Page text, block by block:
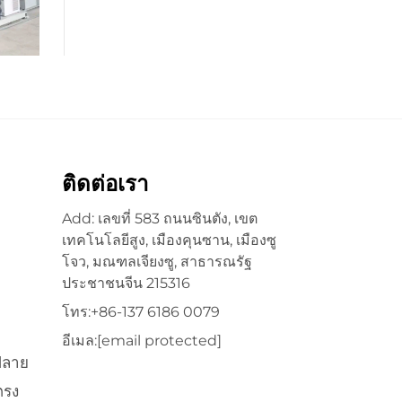
าย
ง
ติดต่อเรา
Add: เลขที่ 583 ถนนซินตัง, เขต
เทคโนโลยีสูง, เมืองคุนซาน, เมืองซู
โจว, มณฑลเจียงซู, สาธารณรัฐ
ประชาชนจีน 215316
โทร:+86-137 6186 0079
อีเมล:[email protected]